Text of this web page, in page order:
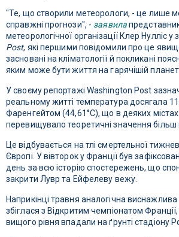
"Те, що створили метеорологи, - це лише
справжні прогнози", - заявила
метеорологічної організації Клер Нулліс у
Post, які першими повідомили про це
засновані на кліматології й покликані
яким може бути життя на гарячішій
У своєму репортажі Washington Post
реальному житті температура досягала
Фаренгейтом (44,61°C), що в деяких
перевищувало теоретичні значення більш
Це відбувається на тлі смертельної
Європі. У вівторок у Франції був
день за всю історію спостережень, що
закрити Лувр та Ейфелеву вежу.
Наприкінці травня аналогічна виснажлива
збіглася з Відкритим чемпіонатом
вищого рівня впадали на ґрунті стадіону